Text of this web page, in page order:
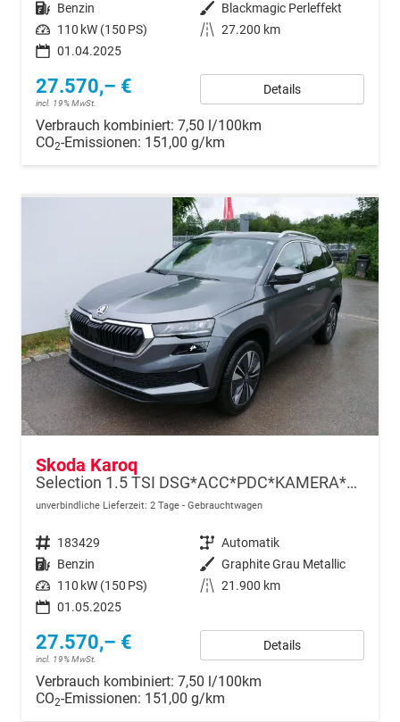
Kraftstoff Benzin Außenfarbe Blackmagic Perleffekt
Leistung 110 kW (150 PS) Kilometerstand 27.200 km
01.04.2025
27.570,– €
incl. 19% MwSt.
Details
Verbrauch kombiniert: 7,50 l/100km
CO2-Emissionen: 151,00 g/km
Skoda Karoq
Selection 1.5 TSI DSG*ACC*PDC*KAMERA*TEMPOMAT*LED*SMARTLINK*KLIMA*RADIO*17-ZOLL
unverbindliche Lieferzeit: 2 Tage Gebrauchtwagen
Fahrzeugnr. 183429 Getriebe Automatik
Kraftstoff Benzin Außenfarbe Graphite Grau Metallic
Leistung 110 kW (150 PS) Kilometerstand 21.900 km
01.05.2025
27.570,– €
incl. 19% MwSt.
Details
Verbrauch kombiniert: 7,50 l/100km
CO2-Emissionen: 151,00 g/km